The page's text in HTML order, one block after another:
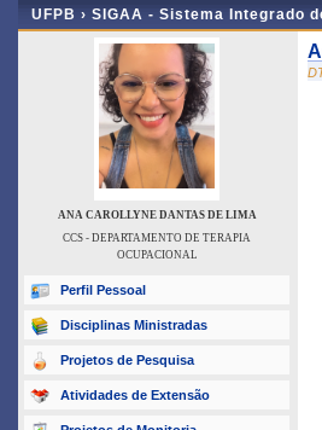
UFPB › SIGAA - Sistema Integrado
ANA CAROLLYNE DANTAS DE LIMA
CCS - DEPARTAMENTO DE TERAPIA
OCUPACIONAL
Perfil Pessoal
Disciplinas Ministradas
Projetos de Pesquisa
Atividades de Extensão